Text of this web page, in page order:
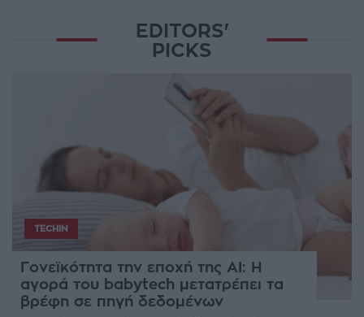
EDITORS'
PICKS
TECHIN
Γονεϊκότητα την εποχή της AI: Η
αγορά του babytech μετατρέπει τα
βρέφη σε πηγή δεδομένων